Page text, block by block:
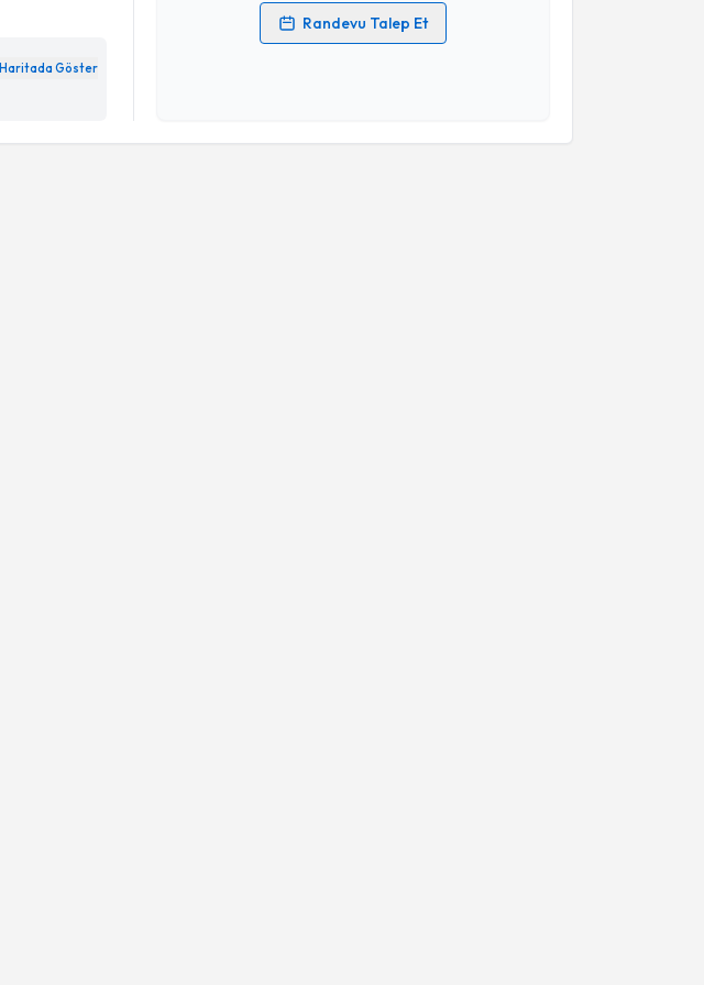
Haritada Göster
Randevu Talep Et
Kişisel verilerimin işlenmesine ilişkinAydınlatma Metni